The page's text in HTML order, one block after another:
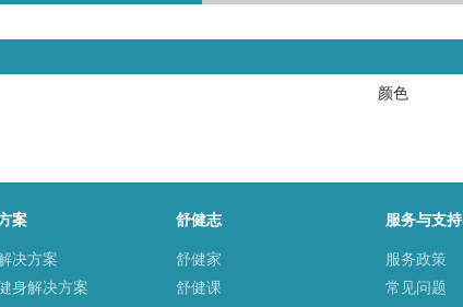
颜色
案
决方案
身解决方案
舒健志
舒健家
舒健课
服务与支持
服务政策
常见问题